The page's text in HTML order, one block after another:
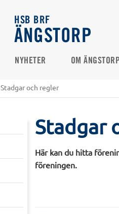
HSB BRF
ÄNGSTORP
NYHETER OM
Stadgar och regler
Stadgar
Här kan du hitta
föreningen.